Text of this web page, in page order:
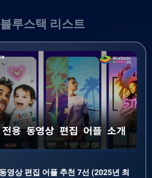
블루스택 리스트
영상 편집 어플 추천 7선 (2025년 최